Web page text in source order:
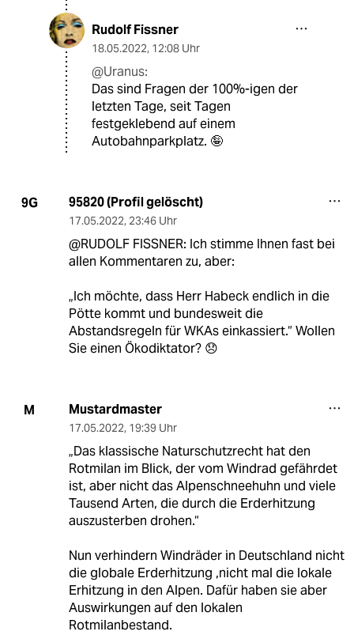
Rudolf Fissner
18.05.2022, 12:08 Uhr
@Uranus:
Das sind Fragen der 100%-igen der
letzten Tage, seit Tagen
festgeklebend auf einem
Autobahnparkplatz. 🤪
9G 95820 (Profil gelöscht)
17.05.2022, 23:46 Uhr
@RUDOLF FISSNER: Ich stimme Ihnen fast bei
allen Kommentaren zu, aber:
„Ich möchte, dass Herr Habeck endlich in die
Pötte kommt und bundesweit die
Abstandsregeln für WKAs einkassiert.“ Wollen
Sie einen Ökodiktator? 😞
M Mustardmaster
17.05.2022, 19:39 Uhr
„Das klassische Naturschutzrecht hat den
Rotmilan im Blick, der vom Windrad gefährdet
ist, aber nicht das Alpenschneehuhn und viele
Tausend Arten, die durch die Erderhitzung
auszusterben drohen.“
Nun verhindern Windräder in Deutschland nicht
die globale Erderhitzung ,nicht mal die lokale
Erhitzung in den Alpen. Dafür haben sie aber
Auswirkungen auf den lokalen
Rotmilanbestand.